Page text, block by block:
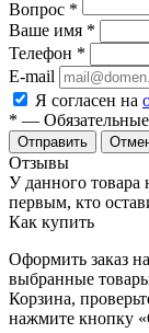
Вопрос *
Ваше имя *
Телефон *
E-mail
Я согласен на
* —
Отзывы
У данного товара
первым, кто
Как купить
Оформить заказ
выбранные
Корзина,
нажмите кнопку